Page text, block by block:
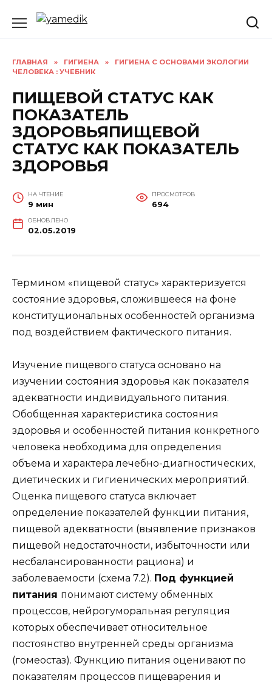
ГЛАВНАЯ » ГИГИЕНА »
ГИГИЕНА С ОСНОВАМИ ЭКОЛОГИИ
ЧЕЛОВЕКА : УЧЕБНИК
ПИЩЕВОЙ СТАТУС КАК
ПОКАЗАТЕЛЬ
ЗДОРОВЬЯПИЩЕВОЙ
СТАТУС КАК ПОКАЗАТЕЛЬ
ЗДОРОВЬЯ
НА ЧТЕНИЕ
9 мин
ПРОСМОТРОВ
694
ОБНОВЛЕНО
02.05.2019
Термином «пищевой статус» характеризуется
состояние здоровья, сложившееся на фоне
конституциональных особенностей организма
под воздействием фактического питания.
Изучение пищевого статуса основано на
изучении состояния здоровья как показателя
адекватности индивидуального питания.
Обобщенная характеристика состояния
здоровья и особенностей питания конкретного
человека необходима для определения
объема и характера лечебно-диагностических,
диетических и гигиенических мероприятий.
Оценка пищевого статуса включает
определение показателей функции питания,
пищевой адекватности (выявление признаков
пищевой недостаточности, избыточности или
несбалансированности рациона) и
заболеваемости (схема 7.2). Под функцией
питания понимают систему обменных
процессов, нейрогуморальная регуляция
которых обеспечивает относительное
постоянство внутренней среды организма
(гомеостаз). Функцию питания оценивают по
показателям процессов пищеварения и